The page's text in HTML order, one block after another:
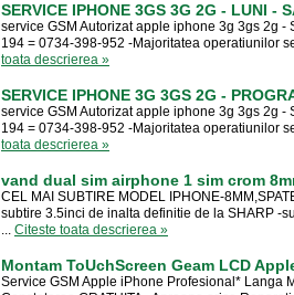
SERVICE IPHONE 3GS 3G 2G - LUNI -
service GSM Autorizat apple iphone 3g 3gs 2g
194 = 0734-398-952 -Majoritatea operatiunilor
toata descrierea »
SERVICE IPHONE 3G 3GS 2G -
service GSM Autorizat apple iphone 3g 3gs 2g
194 = 0734-398-952 -Majoritatea operatiunilor
toata descrierea »
vand dual sim airphone 1 sim crom
CEL MAI SUBTIRE MODEL IPHONE-
subtire 3.5inci de inalta definitie de la SHARP -
... Citeste toata descrierea »
Montam ToUchScreen Geam LCD
Service GSM Apple iPhone Profesional* Langa